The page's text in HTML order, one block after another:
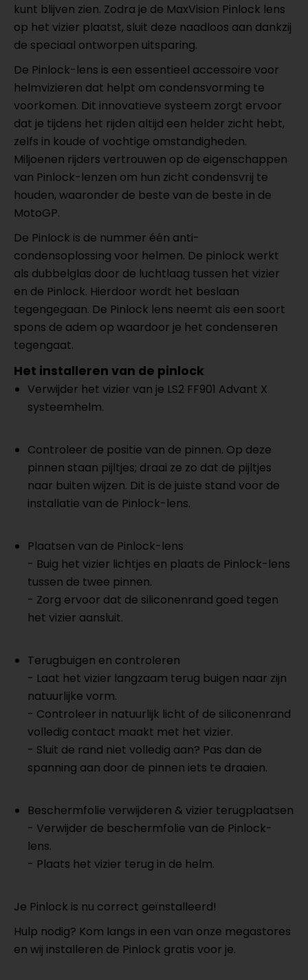
kunt blijven zien. Zodra je de MaxVision Pinlock lens
op het vizier plaatst, sluit deze naadloos aan dankzij
de speciaal ontworpen uitsparing.
De Pinlock-lens is een essentieel accessoire voor
helmvizieren dat helpt om condensvorming te
voorkomen. Dit innovatieve systeem zorgt ervoor
dat je tijdens het rijden altijd een helder zicht hebt,
zelfs in koude of vochtige omstandigheden.
Miljoenen rijders vertrouwen op de eigenschappen
van Pinlock-lenzen om hun zicht condensvrij te
houden, waaronder de beste van de beste in de
MotoGP.
De Pinlock is de nummer één anti-
condensoplossing voor helmen. De pinlock werkt
als dubbelglas door de luchtlaag tussen het vizier
en de Pinlock. Hierdoor wordt het beslaan
tegengegaan. De Pinlock lens neemt als een soort
spons de adem op waardoor je het condenseren
tegengaat.
Het installeren van de pinlock
Verwijder het vizier van je LS2 FF901 Advant X
systeemhelm.
Controleer de positie van de pinnen. Op deze
pinnen staan pijltjes; draai ze zo dat de pijltjes
naar buiten wijzen. Dit is de juiste stand voor de
installatie van de Pinlock-lens.
Plaatsen van de Pinlock-lens
- Buig het vizier lichtjes en plaats de Pinlock-lens
tussen de twee pinnen.
- Zorg ervoor dat de siliconenrand goed tegen
het vizier aansluit.
Terugbuigen en controleren
- Laat het vizier langzaam terug buigen naar zijn
natuurlijke vorm.
- Controleer in natuurlijk licht of de siliconenrand
volledig contact maakt met het vizier.
- Sluit de rand niet volledig aan? Pas dan de
spanning aan door de pinnen iets te draaien.
Beschermfolie verwijderen & vizier terugplaatsen
- Verwijder de beschermfolie van de Pinlock-
lens.
- Plaats het vizier terug in de helm.
Je Pinlock is nu correct geïnstalleerd!
Hulp nodig? Kom langs in een van onze megastores
en wij installeren de Pinlock gratis voor je.